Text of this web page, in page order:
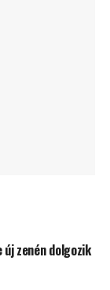
zenén dolgozik